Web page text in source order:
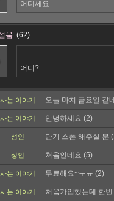
사는 이야기 오늘 마치 금요일 같
사는 이야기 안녕하세요 (2)
성인 단기 스폰 해주실 분
성인 처음인데요 (5)
사는 이야기 무료해요~ㅜㅠ (2)
사는 이야기 처음가입했는데 한